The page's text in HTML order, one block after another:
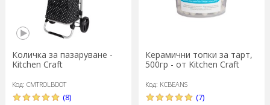
Количка за пазаруване -
Kitchen Craft
Код: CMTROLBDOT
(8)
Керамични топки за тарт,
500гр - от Kitchen Craft
Код: KCBEANS
(7)